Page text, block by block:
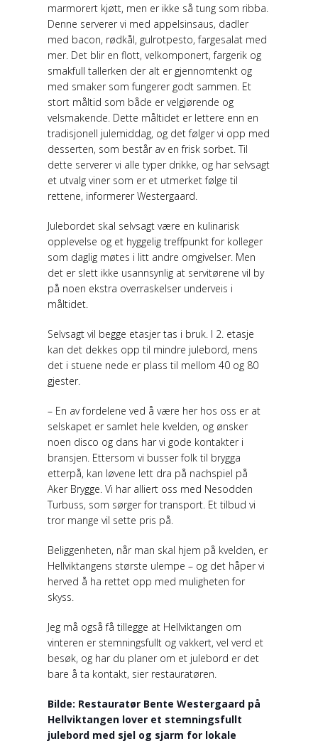
marmorert kjøtt, men er ikke så tung som ribba.
Denne serverer vi med appelsinsaus, dadler
med bacon, rødkål, gulrotpesto, fargesalat med
mer. Det blir en flott, velkomponert, fargerik og
smakfull tallerken der alt er gjennomtenkt og
med smaker som fungerer godt sammen. Et
stort måltid som både er velgjørende og
velsmakende. Dette måltidet er lettere enn en
tradisjonell julemiddag, og det følger vi opp med
desserten, som består av en frisk sorbet. Til
dette serverer vi alle typer drikke, og har selvsagt
et utvalg viner som er et utmerket følge til
rettene, informerer Westergaard.
Julebordet skal selvsagt være en kulinarisk
opplevelse og et hyggelig treffpunkt for kolleger
som daglig møtes i litt andre omgivelser. Men
det er slett ikke usannsynlig at servitørene vil by
på noen ekstra overraskelser underveis i
måltidet.
Selvsagt vil begge etasjer tas i bruk. I 2. etasje
kan det dekkes opp til mindre julebord, mens
det i stuene nede er plass til mellom 40 og 80
gjester.
– En av fordelene ved å være her hos oss er at
selskapet er samlet hele kvelden, og ønsker
noen disco og dans har vi gode kontakter i
bransjen. Ettersom vi busser folk til brygga
etterpå, kan løvene lett dra på nachspiel på
Aker Brygge. Vi har alliert oss med Nesodden
Turbuss, som sørger for transport. Et tilbud vi
tror mange vil sette pris på.
Beliggenheten, når man skal hjem på kvelden, er
Hellviktangens største ulempe – og det håper vi
herved å ha rettet opp med muligheten for
skyss.
Jeg må også få tillegge at Hellviktangen om
vinteren er stemningsfullt og vakkert, vel verd et
besøk, og har du planer om et julebord er det
bare å ta kontakt, sier restauratøren.
Bilde: Restauratør Bente Westergaard på
Hellviktangen lover et stemningsfullt
julebord med sjel og sjarm for lokale